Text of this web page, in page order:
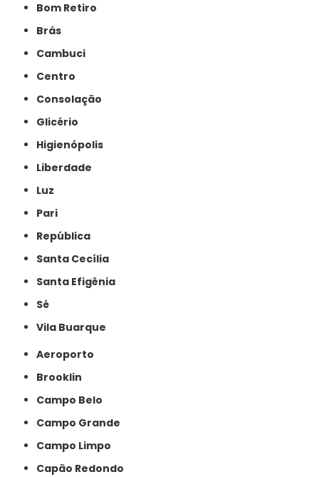
Bom Retiro
Brás
Cambuci
Centro
Consolação
Glicério
Higienópolis
Liberdade
Luz
Pari
República
Santa Cecília
Santa Efigênia
Sé
Vila Buarque
Aeroporto
Brooklin
Campo Belo
Campo Grande
Campo Limpo
Capão Redondo